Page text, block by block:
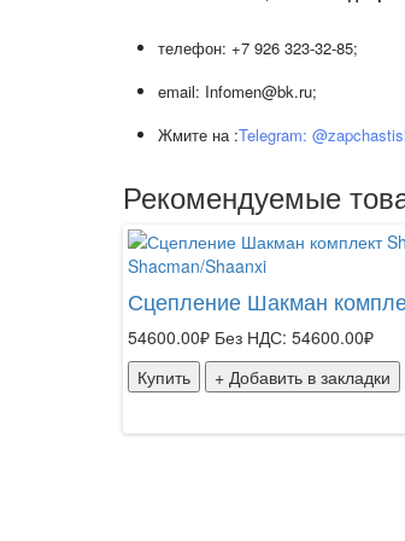
телефон: +7 926 323-32-85;
email: Infomen@bk.ru;
Жмите на :Telegram:
Рекомендуемые
Shacman/Shaanxi
Сцепление Шакман
54600.00₽ Без НДС: 54600.00₽
Купить
+ Добавить в закладки